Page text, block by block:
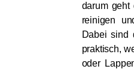
darum geht
reinigen
Dabei sind
praktisch,
oder